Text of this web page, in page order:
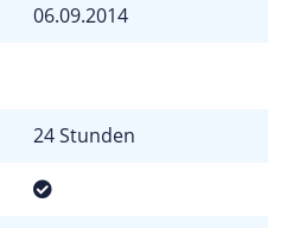
06.09.2014
24 Stunden